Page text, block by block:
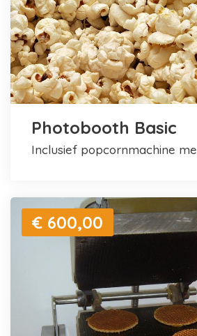
Photobooth Basic
inclusief popcornmachine
€ 600,00